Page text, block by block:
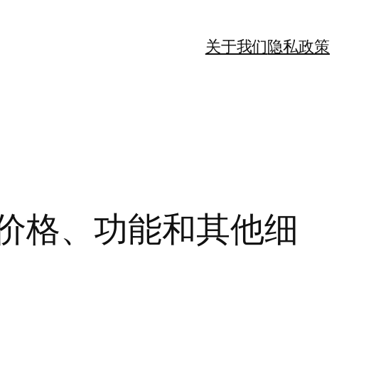
关于我们隐私政策
格、功能和其他细